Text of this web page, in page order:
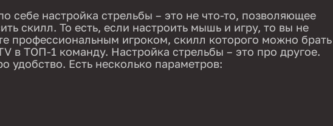
себе настройка стрельбы – это не что-то, позволяющее
скилл. То есть, если настроить мышь и игру, то вы не
профессиональным игроком, скилл которого можно брать
в ТОП-1 команду. Настройка стрельбы – это про другое.
удобство. Есть несколько параметров: